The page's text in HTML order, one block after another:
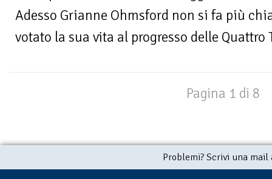
Adesso Grianne Ohmsford non si fa più
votato la sua vita al progresso delle Quattro
Pagina 1 di 8
Problemi? Scrivi una